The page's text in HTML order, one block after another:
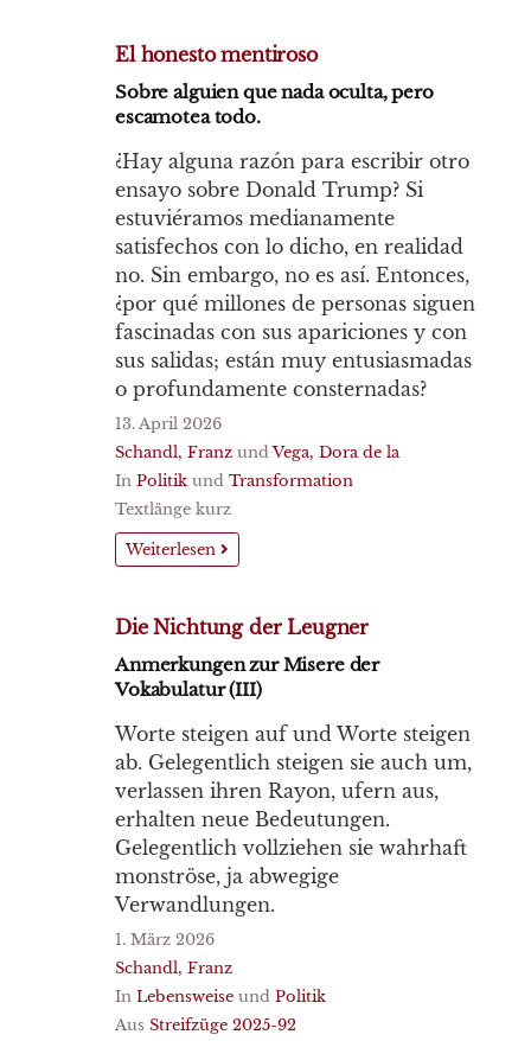
El honesto mentiroso
Sobre alguien que nada oculta, pero
escamotea todo.
¿Hay alguna razón para escribir otro
ensayo sobre Donald Trump? Si
estuviéramos medianamente
satisfechos con lo dicho, en realidad
no. Sin embargo, no es así. Entonces,
¿por qué millones de personas siguen
fascinadas con sus apariciones y con
sus salidas; están muy entusiasmadas
o profundamente consternadas?
13. April 2026
Schandl, Franz undVega, Dora de la
In Politik und Transformation
Textlänge kurz
Weiterlesen
Die Nichtung der Leugner
Anmerkungen zur Misere der
Vokabulatur (III)
Worte steigen auf und Worte steigen
ab. Gelegentlich steigen sie auch um,
verlassen ihren Rayon, ufern aus,
erhalten neue Bedeutungen.
Gelegentlich vollziehen sie wahrhaft
monströse, ja abwegige
Verwandlungen.
1. März 2026
Schandl, Franz
In Lebensweise und Politik
Aus Streifzüge 2025-92